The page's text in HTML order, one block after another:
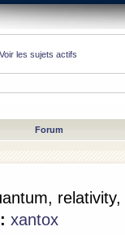
Voir les sujets actifs
Forum
xantox